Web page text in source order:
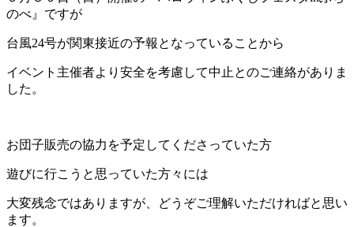
のべ』ですが
台風24号が関東接近の予報となっていることから
イベント主催者より安全を考慮して中止とのご連絡がありま
した。
お団子販売の協力を予定してくださっていた方
遊びに行こうと思っていた方々には
大変残念ではありますが、どうぞご理解いただければと思い
ます。